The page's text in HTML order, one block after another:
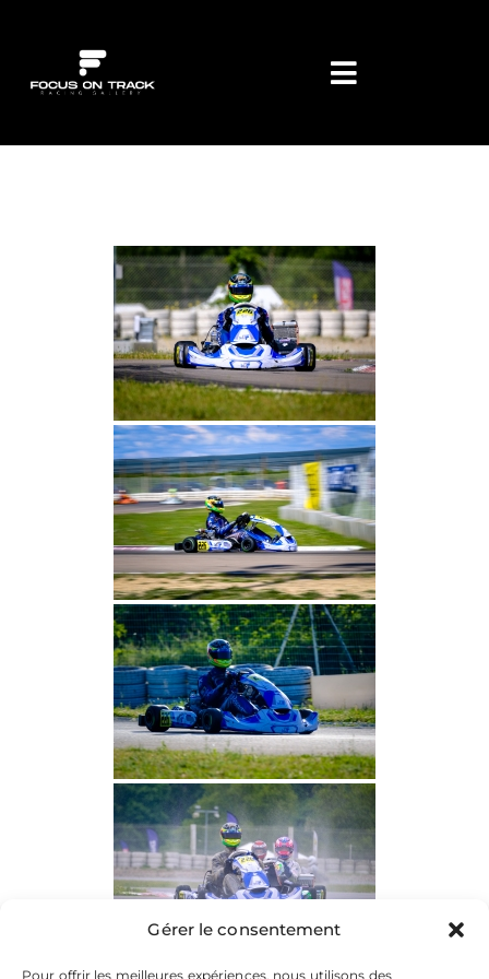
Gérer le consentement
Pour offrir les meilleures expériences, nous utilisons des